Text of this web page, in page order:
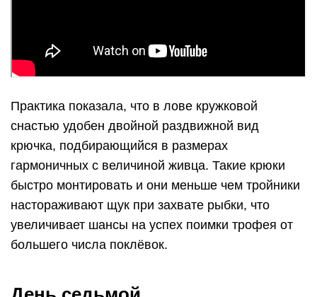
Практика показала, что в лове кружковой
снастью удобен двойной раздвижной вид
крючка, подбирающийся в размерах
гармоничных с величиной живца. Такие крюки
быстро монтировать и они меньше чем тройники
настораживают щук при захвате рыбки, что
увеличивает шансы на успех поимки трофея от
большего числа поклёвок.